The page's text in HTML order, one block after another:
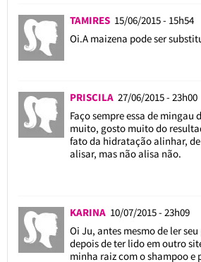
TAMIRES 15/06/2015 - 15h54
Oi.A maizena pode ser
PRISCILA 27/06/2015 - 23h00
Faço sempre essa de mingau
muito, gosto muito do
fato da hidratação alinhar,
alisar, mas não alisa não.
KARINA 10/07/2015 - 23h09
Oi Ju, antes mesmo de ler
depois de ter lido em outro
minha raiz com o shampoo e